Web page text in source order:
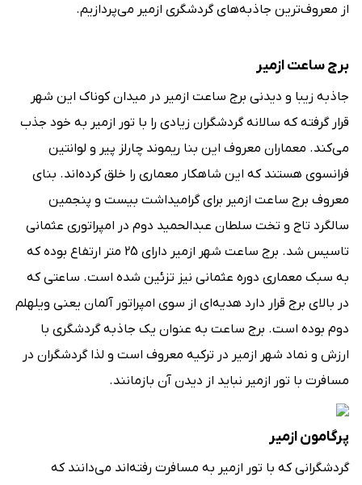
از معروف‌ترین جاذبه‌های گردشگری ازمیر می‌پردازیم.
برج ساعت ازمیر
جاذبه زیبا و دیدنی برج ساعت ازمیر در میدان کوناک این شهر
قرار گرفته که سالانه گردشگران زیادی را با تور ازمیر به خود جذب
می‌کند. معماران معروف این بنا ریموند چارلز پیر و لوانتین
فرانسوی هستند که این شاهکار معماری را خلق کرده‌اند. بنای
معروف برج ساعت ازمیر برای گرامیداشت بیست و پنجمین
سالگرد تاج و تخت سلطان عبدالحمید دوم در امپراتوری عثمانی
تاسیس شد. برج ساعت شهر ازمیر دارای 25 متر ارتفاع بوده که
به سبک معماری دوره عثمانی نیز تزئین شده است. ساعتی که
در بالای برج قرار دارد هدیه‌ای از سوی امپراتور آلمان یعنی ویلهلم
دوم بوده است. برج ساعت به عنوان یک جاذبه گردشگری با
ارزش و نماد شهر ازمیر در ترکیه معروف است و لذا گردشگران در
مسافرت با تور ازمیر نباید از دیدن آن بازمانند.
پرگامون ازمیر
گردشگرانی که با تور ازمیر به مسافرت رفته‌اند می‌دانند که